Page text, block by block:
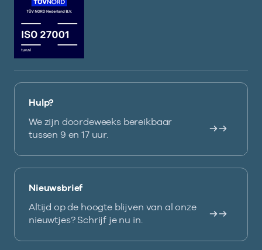
Hulp?
We zijn doordeweeks bereikbaar
tussen 9 en 17 uur.
Nieuwsbrief
Altijd op de hoogte blijven van al onze
nieuwtjes? Schrijf je nu in.